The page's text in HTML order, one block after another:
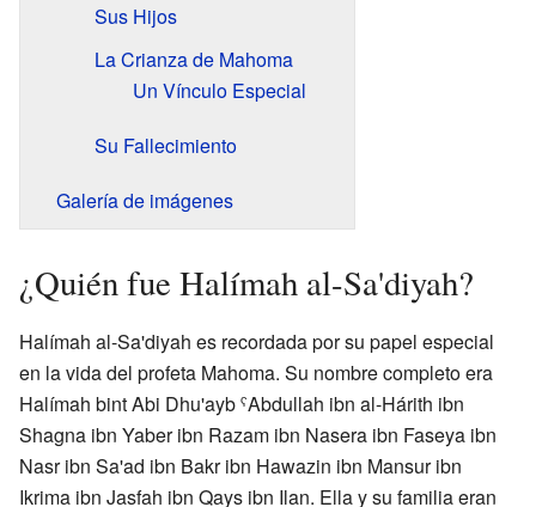
Sus Hijos
La Crianza de Mahoma
Un Vínculo Especial
Su Fallecimiento
Galería de imágenes
¿Quién fue Halímah al-Sa'diyah?
Halímah al-Sa'diyah es recordada por su papel especial
en la vida del profeta Mahoma. Su nombre completo era
Halímah bint Abi Dhu'ayb ˁAbdullah ibn al-Hárith ibn
Shagna ibn Yaber ibn Razam ibn Nasera ibn Faseya ibn
Nasr ibn Sa'ad ibn Bakr ibn Hawazin ibn Mansur ibn
Ikrima ibn Jasfah ibn Qays ibn Ilan. Ella y su familia eran